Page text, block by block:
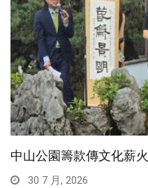
中山公園籌款傳文化薪火
30 7 月, 2026